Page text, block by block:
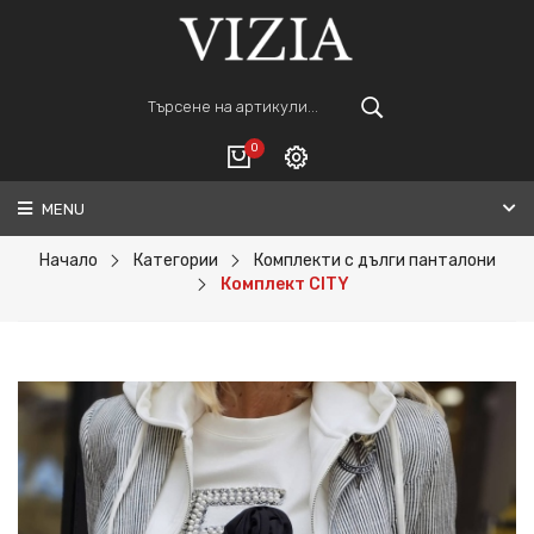
0
ВАШАТА КОЛИЧКА Е ПРАЗНА.
ПОРЪЧАЙ
Регистрация
MENU
Начало Категории
Комплекти с дълги панталони
Комплект CITY